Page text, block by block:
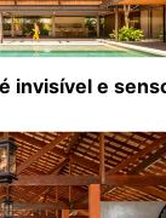
invisível e